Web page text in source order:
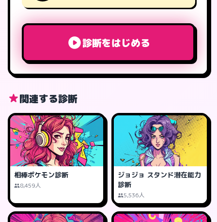
診断をはじめる
関連する診断
相棒ポケモン診断
8,459人
ジョジョ スタンド潜在能力
診断
5,536人